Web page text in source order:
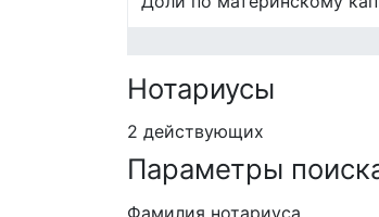
Нотариусы
2 действующих
Параметры
Фамилия нотариуса